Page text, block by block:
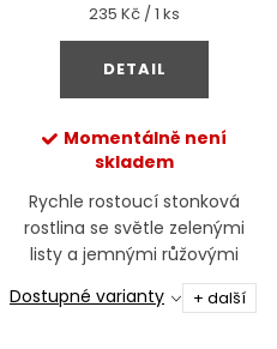
Měrná
cena:
235 Kč / 1 ks
DETAIL
Momentálně není
skladem
Rychle rostoucí stonková
rostlina se světle zelenými
listy a jemnými růžovými
tóny, vhodná do středu i
pozadí akvária.
Dostupné varianty + další